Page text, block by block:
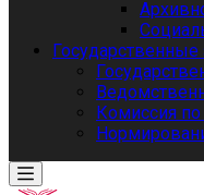
Государственные
Комиссия